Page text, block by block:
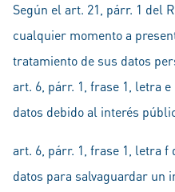
Según el art. 21, párr. 1 del
cualquier momento a
tratamiento de sus datos
art. 6, párr. 1, frase 1, letra
datos debido al interés
art. 6, párr. 1, frase 1, letra f
datos para salvaguardar un